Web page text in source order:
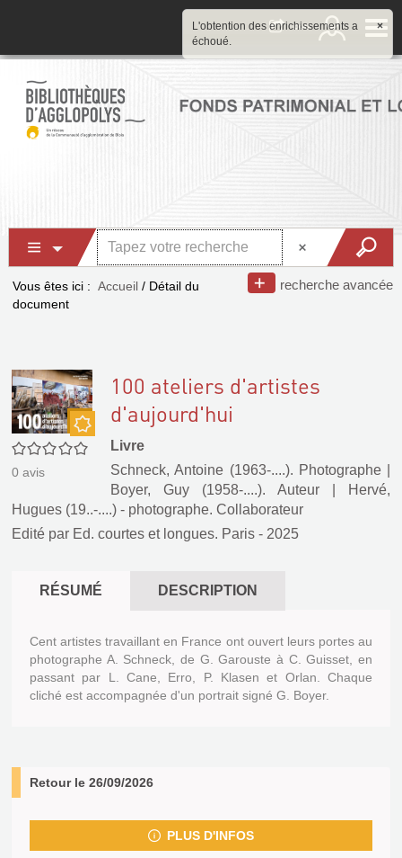
recherche avancée
Vous êtes ici : Accueil / Détail du
document
Nouveauté
0/5
0 avis
100 ateliers d'artistes
d'aujourd'hui
Livre
Schneck, Antoine (1963-....). Photographe|
Boyer, Guy (1958-....). Auteur
Hervé,
Hugues (19..-....) - photographe. Collaborateur
Edité par Ed. courtes et longues. Paris - 2025
RÉSUMÉ DESCRIPTION
Cent artistes travaillant en France ont ouvert leurs portes au
photographe A. Schneck, de G. Garouste à C. Guisset, en
passant par L. Cane, Erro, P. Klasen et Orlan. Chaque
cliché est accompagnée d'un portrait signé G. Boyer.
Retour le 26/09/2026
PLUS D'INFOS
×
L'obtention des enrichissements a
échoué.